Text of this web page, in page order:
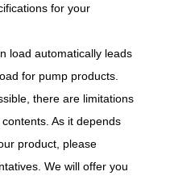
for your
load automatically leads
for pump products.
there are limitations
As it depends
product, please
We will offer you